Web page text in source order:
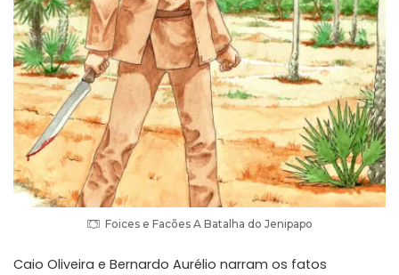
Foices e Facões A Batalha do Jenipapo
Caio Oliveira e Bernardo Aurélio narram os fatos